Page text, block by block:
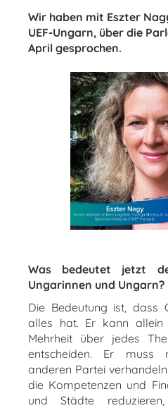
Wir haben mit Eszter
UEF-Ungarn, über die
April gesprochen.
Was bedeutet jetzt
Ungarinnen und Ungarn?
Die Bedeutung ist, dass
alles hat. Er kann allein
Mehrheit über jedes
entscheiden. Er muss
anderen Partei
die Kompetenzen und
und Städte